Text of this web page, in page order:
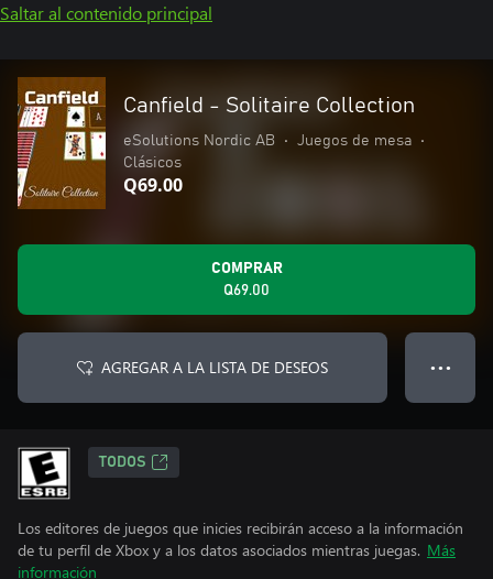
Saltar al contenido principal
Canfield - Solitaire Collection
eSolutions Nordic AB • Juegos de mesa
•
Clásicos
Q69.00
COMPRAR
Q69.00
AGREGAR A LA LISTA DE DESEOS ● ● ●
TODOS
Los editores de juegos que inicies recibirán acceso a la información
de tu perfil de Xbox y a los datos asociados mientras juegas. Más
información